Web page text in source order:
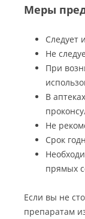
Меры
Следует
Не
При
В
Не
Срок
прямых
Если вы не
препаратам